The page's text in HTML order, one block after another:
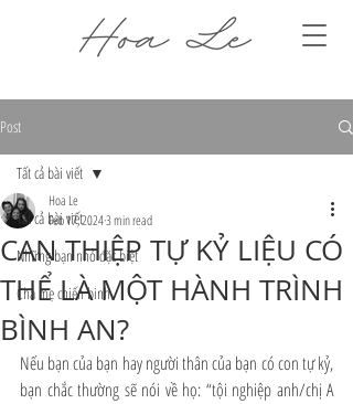
Post
Tất cả bài viết
Những bạn nhỏ đặc biệt
Cha mẹ chiến binh
Tất cả bài viết
CAN THIỆP TỰ KỶ LIỆU CÓ
THỂ LÀ MỘT HÀNH TRÌNH
BÌNH AN?
Hoa Le
Feb 17, 20243 min read
Nếu bạn của bạn hay người thân của bạn có con tự kỷ,
bạn chắc thường sẽ nói về họ: “tội nghiệp anh/chị A